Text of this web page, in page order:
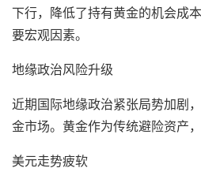
下行，降低了持有黄金的机会成
要宏观因素。
地缘政治风险升级
近期国际地缘政治紧张局势加剧
金市场。黄金作为传统避险资产
美元走势疲软